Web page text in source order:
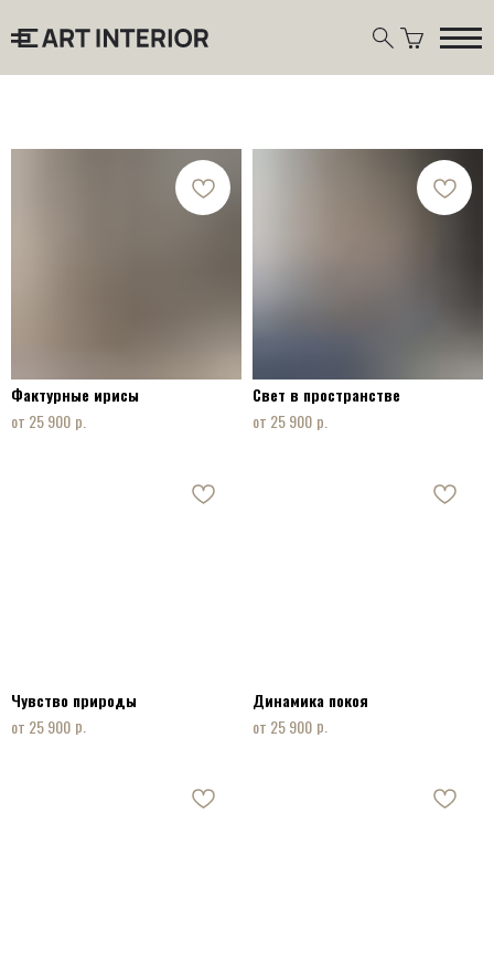
Фактурные ирисы
25 900 р.
Свет в пространстве
25 900 р.
Чувство природы
25 900 р.
Динамика покоя
25 900 р.